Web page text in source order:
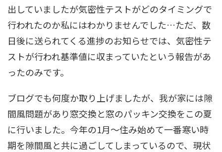
出していましたが気密性テストがどのタイミングで
行われたのか私にはわかりませんでした…ただ、数
日後に送られてくる進捗のお知らせでは、気密性テ
ストが行われ基準値に収まっていたという報告があ
ったのみです。
ブログでも何度か取り上げましたが、我が家には隙
間風問題があり窓交換と窓のパッキン交換をこの夏
に行いました。今年の1月～住み始めて一番寒い時
期を隙間風と共に過ごしてしまっているので、現状